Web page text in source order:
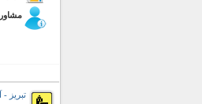
تبریز -